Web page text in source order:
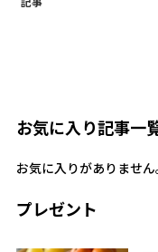
お気に入り記事一
お気に入りがありません
プレゼント